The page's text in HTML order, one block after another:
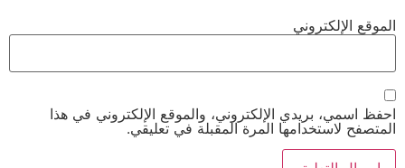
الموقع الإلكتروني
احفظ اسمي، بريدي الإلكتروني، والموقع الإلكتروني في هذا
المتصفح لاستخدامها المرة المقبلة في تعليقي.